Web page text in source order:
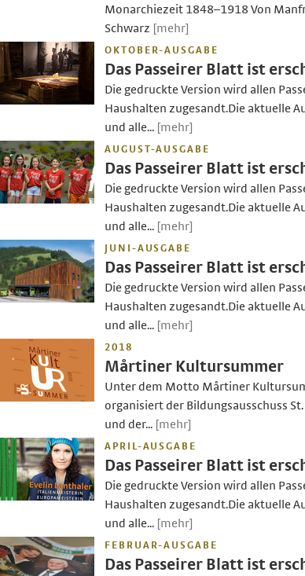
Monarchiezeit 1848–1918 Von
Schwarz [mehr]
OKTOBER-AUSGABE
Das Passeirer Blatt ist
Die gedruckte Version wird allen
Haushalten zugesandt.Die aktuelle
und alle... [mehr]
AUGUST-AUSGABE
Das Passeirer Blatt ist
Die gedruckte Version wird allen
Haushalten zugesandt.Die aktuelle
und alle... [mehr]
JUNI-AUSGABE
Das Passeirer Blatt ist
Die gedruckte Version wird allen
Haushalten zugesandt.Die aktuelle
und alle... [mehr]
2018
Mårtiner Kultursummer
Unter dem Motto Mårtiner
organisiert der Bildungsausschuss
und der... [mehr]
APRIL-AUSGABE
Das Passeirer Blatt ist
Die gedruckte Version wird allen
Haushalten zugesandt.Die aktuelle
und alle... [mehr]
FEBRUAR-AUSGABE
Das Passeirer Blatt ist